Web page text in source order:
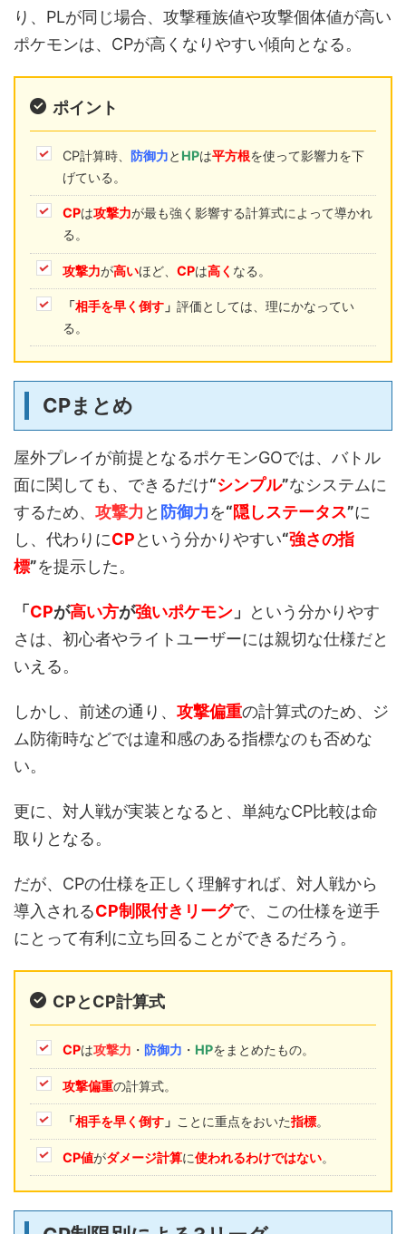
り、PLが同じ場合、攻撃種族値や攻撃個体値が高い
ポケモンは、CPが高くなりやすい傾向となる。
ポイント
CP計算時、 防御力と HPは平方根を使って影響力を下
げている。
CPは攻撃力が最も強く影響する計算式によって導かれ
る。
攻撃力が高いほど、 CPは高く なる。
「相手を早く倒す 」 評価としては、理にかなってい
る。
CPまとめ
屋外プレイが前提となるポケモンGOでは、バトル
面に関しても、できるだけ“シンプル”なシステムに
するため、 攻撃力 と 防御力を“隠しステータス”に
し、代わりにCPという分かりやすい“強さの指
標”を提示した。
「 CPが高い方が強いポケモン 」
という分かりやす
さは、初心者やライトユーザーには親切な仕様だと
いえる。
しかし、前述の通り、 攻撃偏重の計算式のため、ジ
ム防衛時などでは違和感のある指標なのも否めな
い。
更に、対人戦が実装となると、単純なCP比較は命
取りとなる。
だが、CPの仕様を正しく理解すれば、対人戦から
導入されるCP制限付きリーグで、この仕様を逆手
にとって有利に立ち回ることができるだろう。
CPとCP計算式
CPは攻撃力 ・ 防御力 ・ HPをまとめたもの。
攻撃偏重の計算式。
「相手を早く倒す 」 ことに重点をおいた指標。
CP値がダメージ計算に使われるわけではない。